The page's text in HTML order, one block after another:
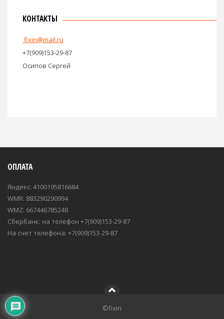
КОНТАКТЫ
fixin@mail.ru
+7(909)153-29-87
Осипов Сергей
ОПЛАТА
Яндекс: 4100195816684
WMR: 883290290994
WMZ: 667446785248
Сбербанк: на телефон +7(909)153-29-87
На счет телефона: +7(909)153-29-87
©fixin